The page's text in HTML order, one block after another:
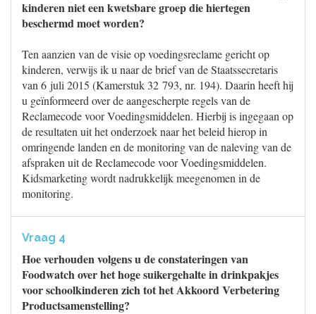
kinderen niet een kwetsbare groep die hiertegen
beschermd moet worden?
Ten aanzien van de visie op voedingsreclame gericht op
kinderen, verwijs ik u naar de brief van de Staatssecretaris
van 6 juli 2015 (Kamerstuk 32 793, nr. 194). Daarin heeft hij
u geïnformeerd over de aangescherpte regels van de
Reclamecode voor Voedingsmiddelen. Hierbij is ingegaan op
de resultaten uit het onderzoek naar het beleid hierop in
omringende landen en de monitoring van de naleving van de
afspraken uit de Reclamecode voor Voedingsmiddelen.
Kidsmarketing wordt nadrukkelijk meegenomen in de
monitoring.
Vraag 4
Hoe verhouden volgens u de constateringen van
Foodwatch over het hoge suikergehalte in drinkpakjes
voor schoolkinderen zich tot het Akkoord Verbetering
Productsamenstelling?